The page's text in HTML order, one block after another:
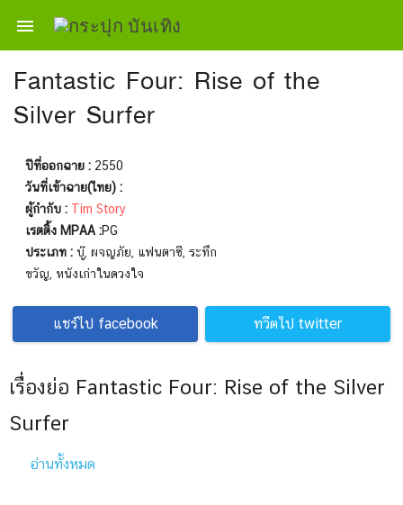

Fantastic Four: Rise of the
Silver Surfer
ปีที่ออกฉาย : 2550
วันที่เข้าฉาย(ไทย) :
ผู้กำกับ : Tim Story
เรตติ้ง MPAA :PG
ประเภท : บู๊, ผจญภัย, แฟนตาซี, ระทึก
ขวัญ, หนังเก่าในดวงใจ
แชร์ไป facebook ทวีตไป twitter
เรื่องย่อ Fantastic Four: Rise of the Silver
Surfer
อ่านทั้งหมด